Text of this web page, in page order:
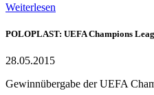
Weiterlesen
POLOPLAST: UEFA Champions
28.05.2015
Gewinnübergabe der UEFA